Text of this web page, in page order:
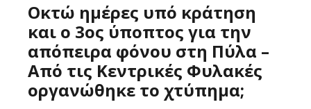
Οκτώ ημέρες υπό κράτηση
και ο 3ος ύποπτος για την
απόπειρα φόνου στη Πύλα –
Από τις Κεντρικές Φυλακές
οργανώθηκε το χτύπημα;